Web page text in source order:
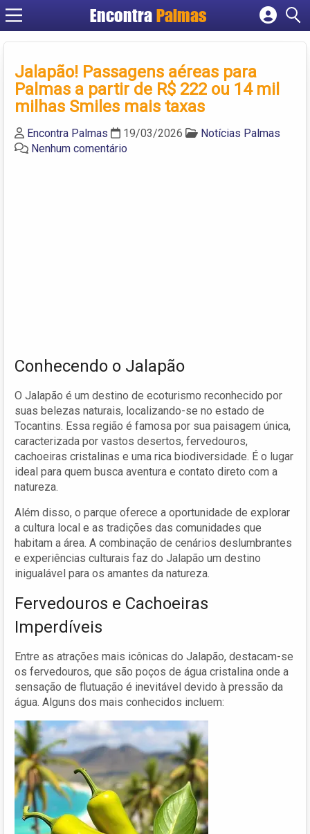
Encontra Palmas
Cadastrar empresa
Criar conta
Jalapão! Passagens aéreas para
Palmas a partir de R$ 222 ou 14 mil
milhas Smiles mais taxas
Encontra Palmas 19/03/2026
Notícias Palmas
Nenhum comentário
Conhecendo o Jalapão
O Jalapão é um destino de ecoturismo reconhecido por
suas belezas naturais, localizando-se no estado de
Tocantins. Essa região é famosa por sua paisagem única,
caracterizada por vastos desertos, fervedouros,
cachoeiras cristalinas e uma rica biodiversidade. É o lugar
ideal para quem busca aventura e contato direto com a
natureza.
Além disso, o parque oferece a oportunidade de explorar
a cultura local e as tradições das comunidades que
habitam a área. A combinação de cenários deslumbrantes
e experiências culturais faz do Jalapão um destino
inigualável para os amantes da natureza.
Fervedouros e Cachoeiras
Imperdíveis
Entre as atrações mais icônicas do Jalapão, destacam-se
os fervedouros, que são poços de água cristalina onde a
sensação de flutuação é inevitável devido à pressão da
água. Alguns dos mais conhecidos incluem: